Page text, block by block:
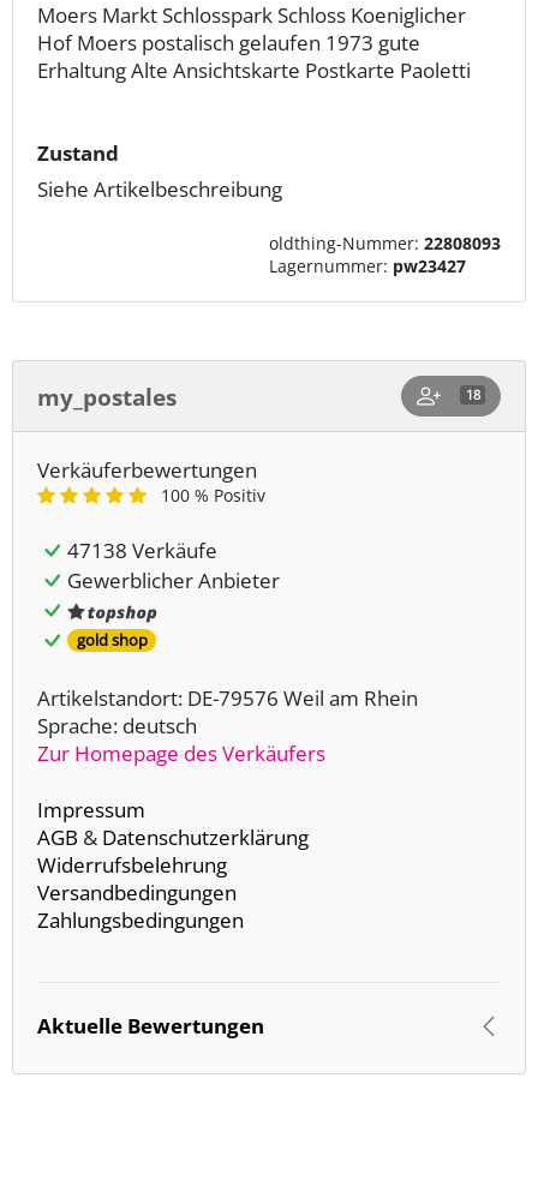
Moers Markt Schlosspark Schloss Koeniglicher
Hof Moers postalisch gelaufen 1973 gute
Erhaltung Alte Ansichtskarte Postkarte Paoletti
Zustand
Siehe Artikelbeschreibung
oldthing-Nummer: 22808093
Lagernummer: pw23427
my_postales 18
Verkäuferbewertungen
100 % Positiv
47138 Verkäufe
Gewerblicher Anbieter
gold shop
Artikelstandort: DE-79576 Weil am Rhein
Sprache: deutsch
Zur Homepage des Verkäufers
Impressum
AGB & Datenschutzerklärung
Widerrufsbelehrung
Versandbedingungen
Zahlungsbedingungen
Aktuelle Bewertungen